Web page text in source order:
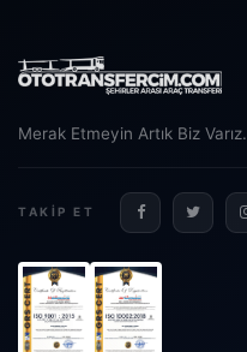
Merak Etmeyin Artık Biz Varız.
TAKIP ET